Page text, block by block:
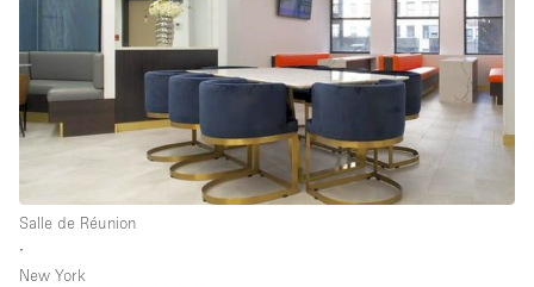
Salle de Réunion
∙
New York